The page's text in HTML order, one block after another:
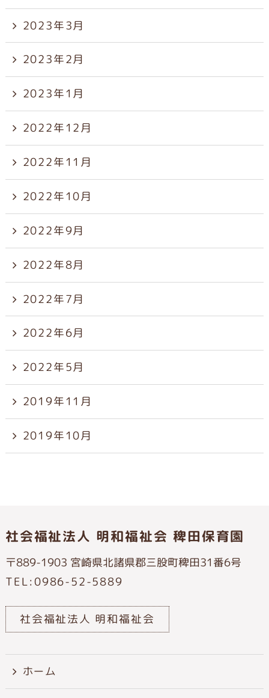
2023年3月
2023年2月
2023年1月
2022年12月
2022年11月
2022年10月
2022年9月
2022年8月
2022年7月
2022年6月
2022年5月
2019年11月
2019年10月
社会福祉法人 明和福祉会 稗田保育園
〒889-1903 宮崎県北諸県郡三股町稗田31番6号
TEL:0986-52-5889
社会福祉法人 明和福祉会
ホーム